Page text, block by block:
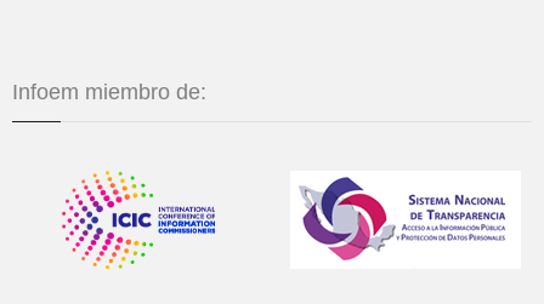
Infoem miembro de: